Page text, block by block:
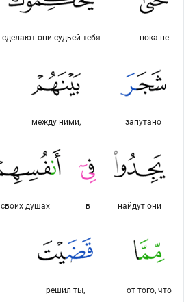
пока не
сделают они судьей тебя
запутано
между ними,
найдут они
в
своих душах
от того, что
решил ты,